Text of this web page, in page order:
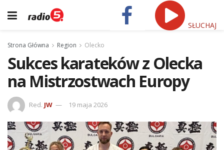
SŁUCHAJ
Strona Główna Region Olecko
Sukces karateków z Olecka
na Mistrzostwach Europy
Red. JW 19 maja 2026